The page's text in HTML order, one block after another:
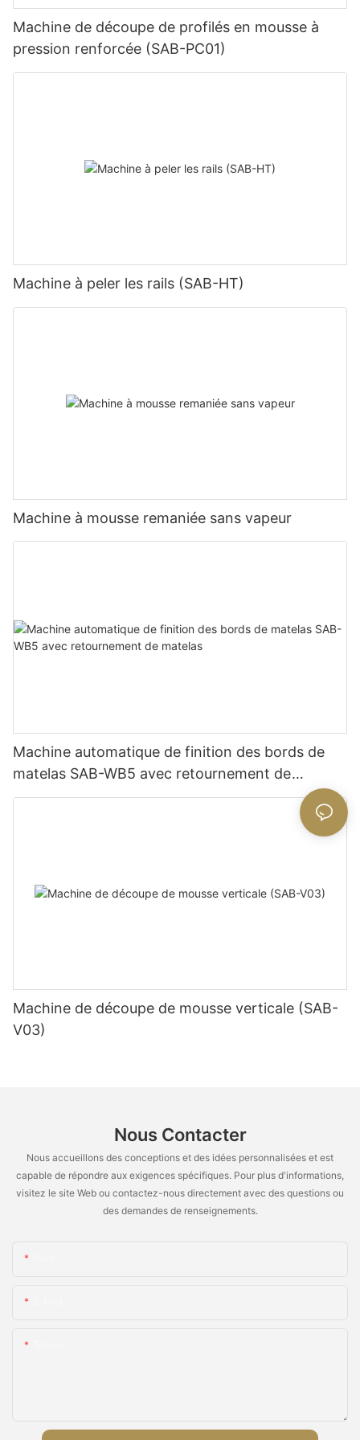
Machine de découpe de profilés en mousse à
pression renforcée (SAB-PC01)
Machine à peler les rails (SAB-HT)
Machine à mousse remaniée sans vapeur
Machine automatique de finition des bords de
matelas SAB-WB5 avec retournement de
matelas
Machine de découpe de mousse verticale (SAB-
V03)
Nous Contacter
Nous accueillons des conceptions et des idées personnalisées et est
capable de répondre aux exigences spécifiques. Pour plus d'informations,
visitez le site Web ou contactez-nous directement avec des questions ou
des demandes de renseignements.